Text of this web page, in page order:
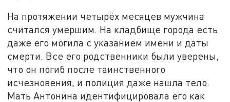
На протяжении четырёх месяцев мужчина
считался умершим. На кладбище города есть
даже его могила с указанием имени и даты
смерти. Все его родственники были уверены,
что он погиб после таинственного
исчезновения, и полиция даже нашла тело.
Мать Антонина идентифицировала его как